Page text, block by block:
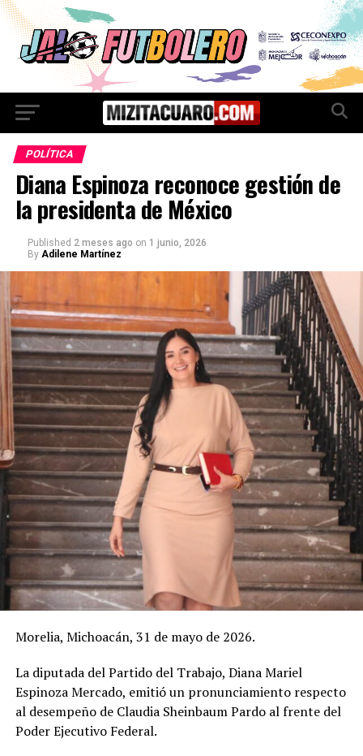
POLÍTICA
Diana Espinoza reconoce gestión de
la presidenta de México
Published 2 meses ago on 1 junio, 2026
By Adilene Martínez
Morelia, Michoacán, 31 de mayo de 2026.
La diputada del Partido del Trabajo, Diana Mariel
Espinoza Mercado, emitió un pronunciamiento respecto
al desempeño de Claudia Sheinbaum Pardo al frente del
Poder Ejecutivo Federal.